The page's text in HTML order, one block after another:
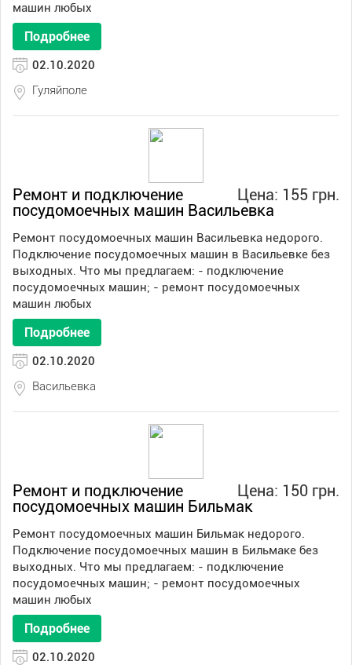
машин любых
Подробнее
02.10.2020
Гуляйполе
Цена: 155 грн.
Ремонт и подключение
посудомоечных машин Васильевка
Ремонт посудомоечных машин Васильевка недорого.
Подключение посудомоечных машин в Васильевке без
выходных. Что мы предлагаем: - подключение
посудомоечных машин; - ремонт посудомоечных
машин любых
Подробнее
02.10.2020
Васильевка
Цена: 150 грн.
Ремонт и подключение
посудомоечных машин Бильмак
Ремонт посудомоечных машин Бильмак недорого.
Подключение посудомоечных машин в Бильмаке без
выходных. Что мы предлагаем: - подключение
посудомоечных машин; - ремонт посудомоечных
машин любых
Подробнее
02.10.2020